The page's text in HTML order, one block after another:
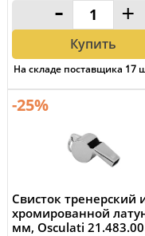
- +
Купить
На складе поставщика 17
-25%
Свисток тренерский
хромированной
мм, Osculati 21.483.00